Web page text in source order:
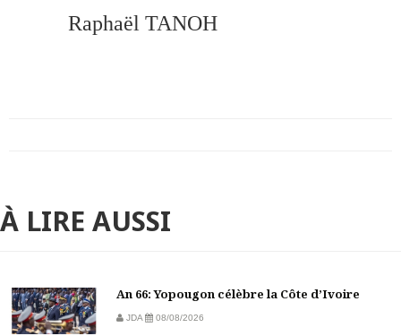
Raphaël TANOH
À LIRE AUSSI
An 66: Yopougon célèbre la Côte d’Ivoire
JDA 08/08/2026